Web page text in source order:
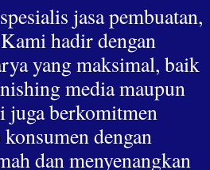
jasa pembuatan,
hadir dengan
yang maksimal, baik
media maupun
juga berkomitmen
dengan
dan menyenangkan